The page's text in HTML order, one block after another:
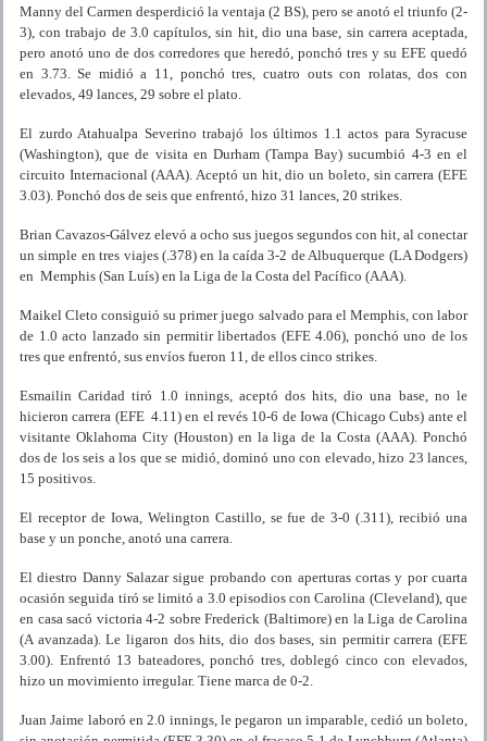
Manny del Carmen desperdició la ventaja (2 BS), pero se anotó el triunfo (2-
3), con trabajo de 3.0 capítulos, sin hit, dio una base, sin carrera aceptada,
pero anotó uno de dos corredores que heredó, ponchó tres y su EFE quedó
en 3.73. Se midió a 11, ponchó tres, cuatro outs con rolatas, dos con
elevados, 49 lances, 29 sobre el plato.
El zurdo Atahualpa Severino trabajó los últimos 1.1 actos para Syracuse
(Washington), que de visita en Durham (Tampa Bay) sucumbió 4-3 en el
circuito Internacional (AAA). Aceptó un hit, dio un boleto, sin carrera (EFE
3.03). Ponchó dos de seis que enfrentó, hizo 31 lances, 20 strikes.
Brian Cavazos-Gálvez elevó a ocho sus juegos segundos con hit, al conectar
un simple en tres viajes (.378) en la caída 3-2 de Albuquerque (LA Dodgers)
en Memphis (San Luís) en la Liga de la Costa del Pacífico (AAA).
Maikel Cleto consiguió su primer juego salvado para el Memphis, con labor
de 1.0 acto lanzado sin permitir libertados (EFE 4.06), ponchó uno de los
tres que enfrentó, sus envíos fueron 11, de ellos cinco strikes.
Esmailin Caridad tiró 1.0 innings, aceptó dos hits, dio una base, no le
hicieron carrera (EFE 4.11) en el revés 10-6 de Iowa (Chicago Cubs) ante el
visitante Oklahoma City (Houston) en la liga de la Costa (AAA). Ponchó
dos de los seis a los que se midió, dominó uno con elevado, hizo 23 lances,
15 positivos.
El receptor de Iowa, Welington Castillo, se fue de 3-0 (.311), recibió una
base y un ponche, anotó una carrera.
El diestro Danny Salazar sigue probando con aperturas cortas y por cuarta
ocasión seguida tiró se limitó a 3.0 episodios con Carolina (Cleveland), que
en casa sacó victoria 4-2 sobre Frederick (Baltimore) en la Liga de Carolina
(A avanzada). Le ligaron dos hits, dio dos bases, sin permitir carrera (EFE
3.00). Enfrentó 13 bateadores, ponchó tres, doblegó cinco con elevados,
hizo un movimiento irregular. Tiene marca de 0-2.
Juan Jaime laboró en 2.0 innings, le pegaron un imparable, cedió un boleto,